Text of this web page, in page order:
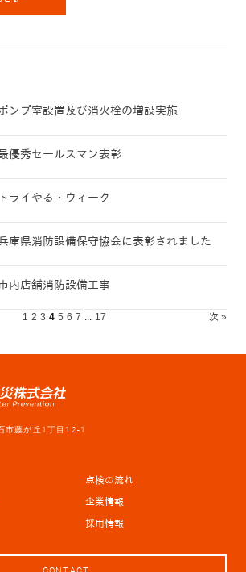
ンプ室設置及び消火栓の増設実施
優秀セールスマン表彰
トライやる・ウィーク
庫県消防設備保守協会に表彰されました
内店舗消防設備工事
1 2 3 4 5 6 7 17 次 »
市藤が丘1丁目12-1
点検の流れ
企業情報
採用情報